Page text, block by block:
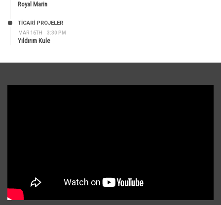
Royal Marin
MAR 16TH 3:30 PM
TİCARİ PROJELER
Yıldırım Kule